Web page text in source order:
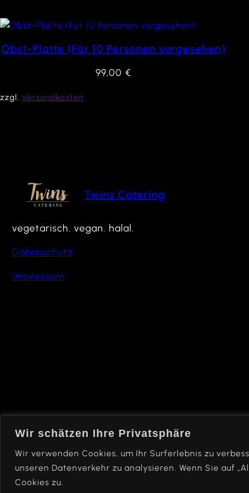
Wir schätzen Ihre Privatsphäre
Wir verwenden Cookies, um Ihr Surferlebnis zu
unseren Datenverkehr zu analysieren. Wenn Sie auf
Cookies zu.
Obst-Platte (Für 10 Personen vorgesehen)
99,00€
zzgl. Versandkosten
Twins Catering
vegetarisch. vegan. halal.
Datenschutz
Impressum
© Copyright 2024. All Rights Reserved.